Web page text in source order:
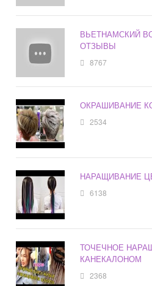
ВЬЕТНАМСКИЙ
ОТЗЫВЫ
8767
ОКРАШИВАНИЕ
2534
НАРАЩИВАНИЕ
6138
ТОЧЕЧНОЕ
КАНЕКАЛОНОМ
2368